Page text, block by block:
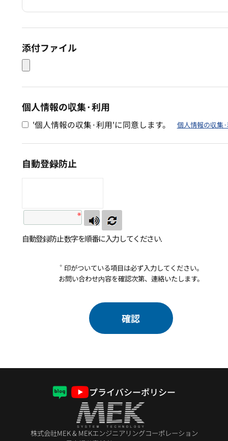
添付ファイル
個人情報の収集·利用
'個人情報の収集·利用'に同意します。 個人情報の収集
自動登録防止
自動登録防止 数字を順番に入力してください.
* 印がついている項目は必ず入力してください。
お問い合わせ内容を確認次第、連絡いたします。
確認
株式会社MEK & MEKエンジニアリングコーポレーション
プライバシーポリシー